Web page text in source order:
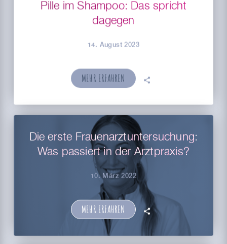
Pille im Shampoo: Das spricht
dagegen
14. August 2023
MEHR ERFAHREN 🗣
Die erste Frauenarztuntersuchung:
Was passiert in der Arztpraxis?
10. März 2022
MEHR ERFAHREN 🗣